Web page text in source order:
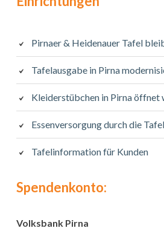
Pirnaer & Heidenauer Tafel
Tafelausgabe in Pirna
Kleiderstübchen in Pirna öffnet
Essenversorgung durch die
Tafelinformation für Kunden
Spendenkonto:
Volksbank Pirna